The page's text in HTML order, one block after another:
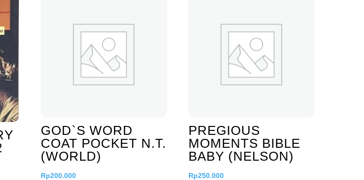
GOD`S WORD
COAT POCKET N.T.
(WORLD)
Rp200.000
PREGIOUS
MOMENTS BIBLE
BABY (NELSON)
Rp250.000